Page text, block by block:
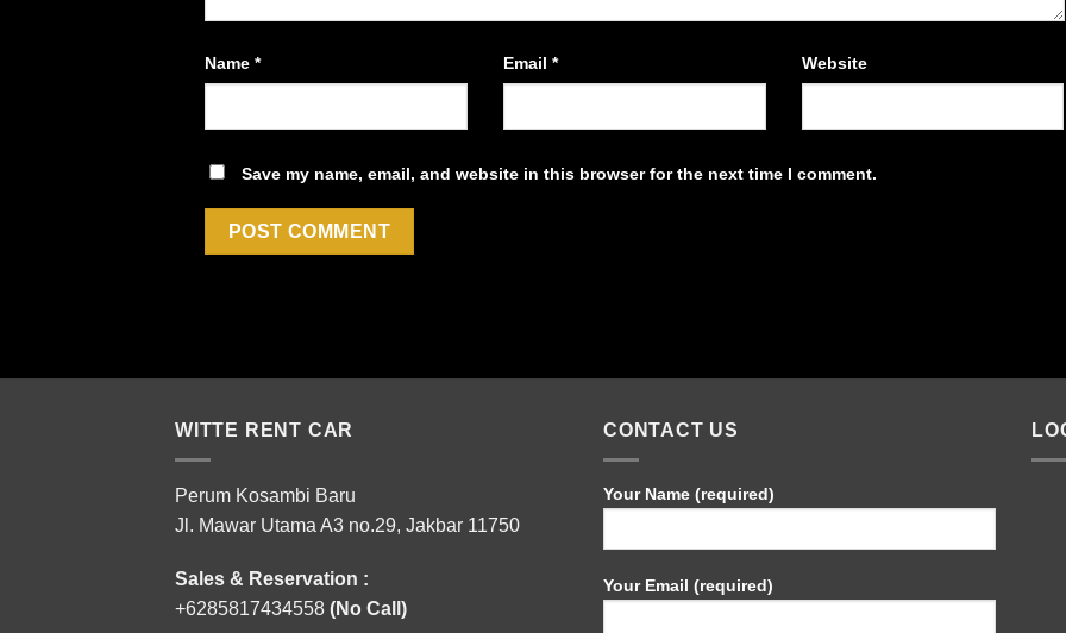
Name * Email * Website
Save my name, email, and website in this browser for the next time I comment.
WITTE RENT CAR
Perum Kosambi Baru
Jl. Mawar Utama A3 no.29, Jakbar 11750
Sales & Reservation :
+6285817434558 (No Call)
CONTACT US
Your Name (required)
Your Email (required)